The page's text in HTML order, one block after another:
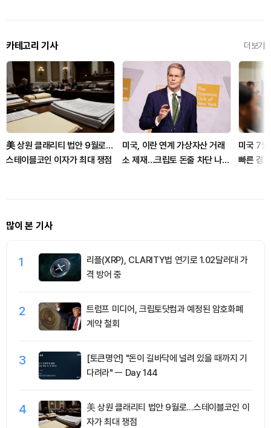
카테고리 기사 더보기
美 상원 클래리티 법안 9월로…
스테이블코인 이자가 최대 쟁점
미국, 이란 연계 가상자산 거래
소 제재…크립토 돈줄 차단 나섰
미국 7월
빠른 경
많이 본 기사
1
리플(XRP), CLARITY법 연기로 1.02달러대 가
격 방어 중
2
트럼프 미디어, 크립토닷컴과 예정된 암호화폐
계약 철회
3
[토큰명언] "돈이 길바닥에 널려 있을 때까지 기
다려라" ㅡ Day 144
4
美 상원 클래리티 법안 9월로…스테이블코인 이
자가 최대 쟁점